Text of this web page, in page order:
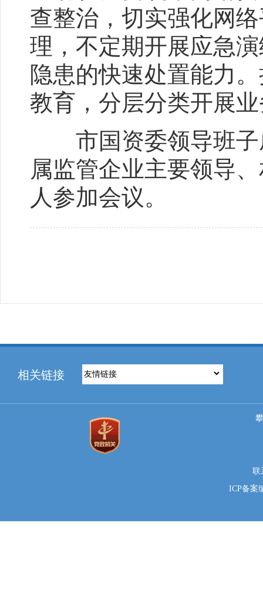
查整治，切实强化网
理，不定期开展应急
隐患的快速处置能力
教育，分层分类开展
市国资委领导班子
属监管企业主要领导
人参加会议。
相关链接
联
ICP备案